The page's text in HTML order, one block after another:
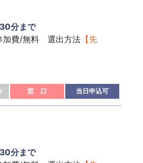
分まで
加費/無料 選出方法 【先
窓 口 当日申込可
分まで